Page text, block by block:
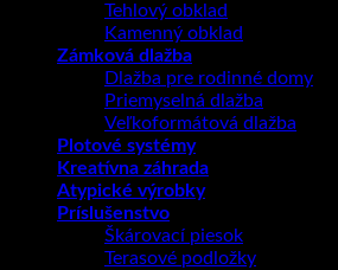
Tehlový obklad
Kamenný obklad
Zámková dlažba
Dlažba pre rodinné domy
Priemyselná dlažba
Veľkoformátová dlažba
Plotové systémy
Kreatívna záhrada
Atypické výrobky
Príslušenstvo
Škárovací piesok
Terasové podložky